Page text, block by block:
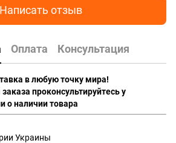
Написать отзыв
Оплата Консультация
в любую точку мира!
проконсультируйтесь у
о наличии товара
Украины